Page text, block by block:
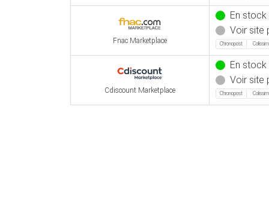
Fnac Marketplace
En stock
Voir site
Chronopost
Cdiscount Marketplace
En stock
Voir site
Chronopost